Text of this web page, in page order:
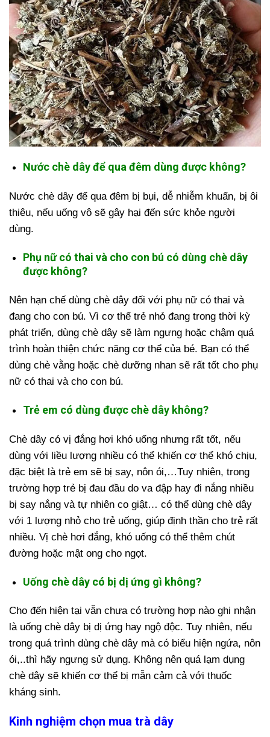
Nước chè dây để qua đêm dùng được không?
Nước chè dây để qua đêm bị bụi, dễ nhiễm khuẩn, bị ôi
thiêu, nếu uống vô sẽ gây hại đến sức khỏe người
dùng.
Phụ nữ có thai và cho con bú có dùng chè dây
được không?
Nên hạn chế dùng chè dây đối với phụ nữ có thai và
đang cho con bú. Vì cơ thể trẻ nhỏ đang trong thời kỳ
phát triển, dùng chè dây sẽ làm ngưng hoặc chậm quá
trình hoàn thiện chức năng cơ thể của bé. Bạn có thể
dùng chè vằng hoặc chè dưỡng nhan sẽ rất tốt cho phụ
nữ có thai và cho con bú.
Trẻ em có dùng được chè dây không?
Chè dây có vị đắng hơi khó uống nhưng rất tốt, nếu
dùng với liều lượng nhiều có thể khiến cơ thể khó chịu,
đặc biệt là trẻ em sẽ bị say, nôn ói,…Tuy nhiên, trong
trường hợp trẻ bị đau đầu do va đập hay đi nắng nhiều
bị say nắng và tự nhiên co giật… có thể dùng chè dây
với 1 lượng nhỏ cho trẻ uống, giúp định thần cho trẻ rất
nhiều. Vị chè hơi đắng, khó uống có thể thêm chút
đường hoặc mật ong cho ngọt.
Uống chè dây có bị dị ứng gì không?
Cho đến hiện tại vẫn chưa có trường hợp nào ghi nhận
là uống chè dây bị dị ứng hay ngộ độc. Tuy nhiên, nếu
trong quá trình dùng chè dây mà có biểu hiện ngứa, nôn
ói,..thì hãy ngưng sử dụng. Không nên quá lạm dụng
chè dây sẽ khiến cơ thể bị mẫn cảm cả với thuốc
kháng sinh.
Kinh nghiệm chọn mua trà dây